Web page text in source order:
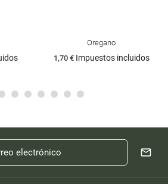
Manzanilla de Mahón
2,90 €Impuestos incluidos